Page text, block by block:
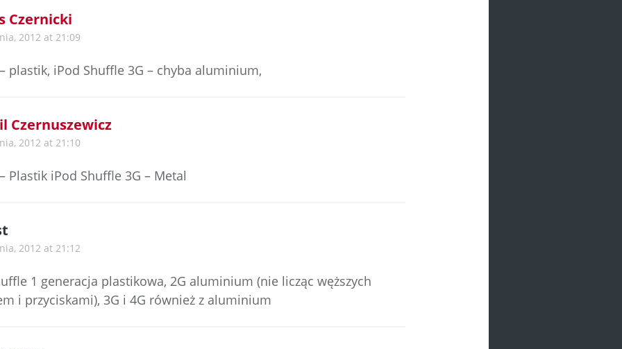
Czernicki
2012 at 21:09
plastik, iPod Shuffle 3G – chyba aluminium,
Czernuszewicz
2012 at 21:10
Plastik iPod Shuffle 3G – Metal
2012 at 21:12
1 generacja plastikowa, 2G aluminium (nie licząc węższych
i przyciskami), 3G i 4G również z aluminium